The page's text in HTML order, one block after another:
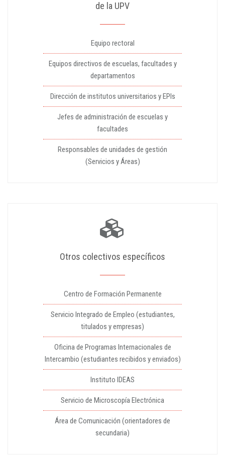
de la UPV
Equipo rectoral
Equipos directivos de escuelas, facultades y
departamentos
Dirección de institutos universitarios y EPIs
Jefes de administración de escuelas y
facultades
Responsables de unidades de gestión
(Servicios y Áreas)
Otros colectivos específicos
Centro de Formación Permanente
Servicio Integrado de Empleo (estudiantes,
titulados y empresas)
Oficina de Programas Internacionales de
Intercambio (estudiantes recibidos y enviados)
Instituto IDEAS
Servicio de Microscopía Electrónica
Área de Comunicación (orientadores de
secundaria)